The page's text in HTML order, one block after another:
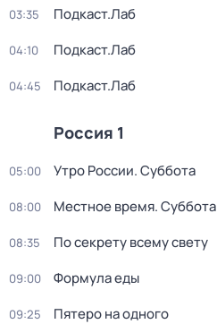
03:35 Подкаст.Лаб
04:10 Подкаст.Лаб
04:45 Подкаст.Лаб
Россия 1
05:00 Утро России. Суббота
08:00 Местное время. Суббота
08:35 По секрету всему свету
09:00 Формула еды
09:25 Пятеро на одного